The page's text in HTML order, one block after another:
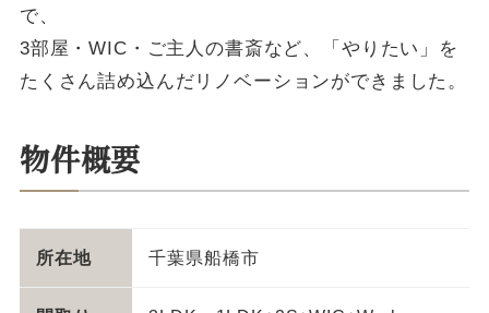
で、
3部屋・WIC・ご主人の書斎など、「やりたい」を
たくさん詰め込んだリノベーションができました。
物件概要
所在地 千葉県船橋市